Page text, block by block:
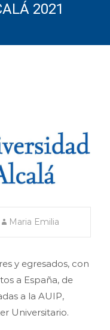
2021
Maria Emilia
y egresados, con
a España, de
a la AUIP,
Universitario.